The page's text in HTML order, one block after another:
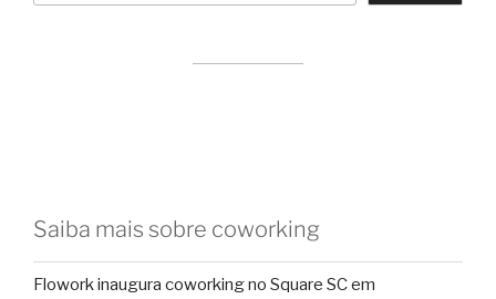
Saiba mais sobre coworking
Flowork inaugura coworking no Square SC em